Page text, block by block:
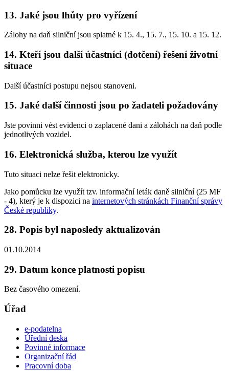
13. Jaké jsou lhůty pro vyřízení
Zálohy na daň silniční jsou splatné k 15. 4., 15. 7., 15. 10. a 15. 12.
14. Kteří jsou další účastníci (dotčení) řešení životní
situace
Další účastníci postupu nejsou stanoveni.
15. Jaké další činnosti jsou po žadateli požadovány
Jste povinni vést evidenci o zaplacené dani a zálohách na daň podle
jednotlivých vozidel.
16. Elektronická služba, kterou lze využít
Tuto situaci nelze řešit elektronicky.
Jako pomůcku lze využít tzv. informační leták daně silniční (25 MF
- 4), který je k dispozici na internetových stránkách Finanční správy
České republiky.
28. Popis byl naposledy aktualizován
01.10.2014
29. Datum konce platnosti popisu
Bez časového omezení.
Úřad
e-podatelna
Úřední deska
Povinné informace
Organizační řád
Pracovní doba